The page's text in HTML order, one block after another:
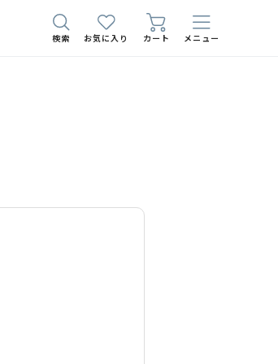
検索 お気に入り カート メニュー